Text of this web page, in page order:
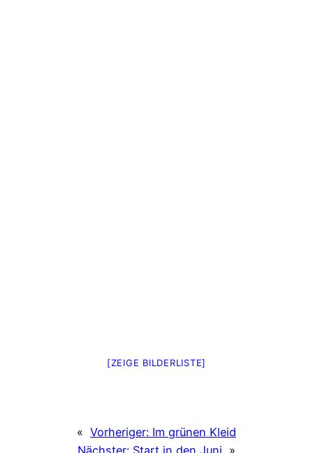
[ZEIGE BILDERLISTE]
« Vorheriger: Im grünen Kleid